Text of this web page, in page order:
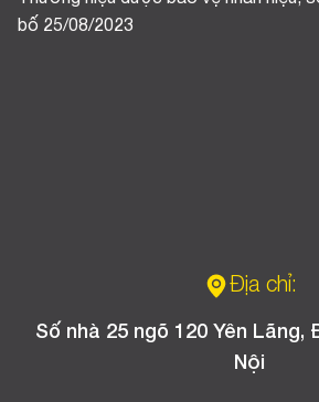
bố 25/08/2023
Địa chỉ:
Số nhà 25 ngõ 120 Yên Lãng,
Nội